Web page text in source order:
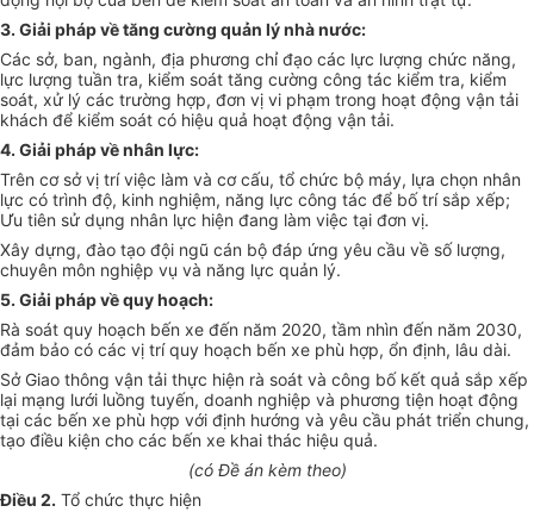
3. Giải pháp về tăng cường quản lý nhà nước:
Các sở, ban, ngành, địa phương chỉ đạo các lực lượng chức năng,
lực lượng tuần tra, kiểm soát tăng cường công tác kiểm tra, kiểm
soát, xử lý các trường hợp, đơn vị vi phạm trong hoạt động vận tải
khách để kiểm soát có hiệu quả hoạt động vận tải.
4. Giải pháp về nhân lực:
Trên cơ sở vị trí việc làm và cơ cấu, tổ chức bộ máy, lựa chọn nhân
lực có trình độ, kinh nghiệm, năng lực công tác để bố trí sắp xếp;
Ưu tiên sử dụng nhân lực hiện đang làm việc tại đơn vị.
Xây dựng, đào tạo đội ngũ cán bộ đáp ứng yêu cầu về số lượng,
chuyên môn nghiệp vụ và năng lực quản lý.
5. Giải pháp về quy hoạch:
Rà soát quy hoạch bến xe đến năm 2020, tầm nhìn đến năm 2030,
đảm bảo có các vị trí quy hoạch bến xe phù hợp, ổn định, lâu dài.
Sở Giao thông vận tải thực hiện rà soát và công bố kết quả sắp xếp
lại mạng lưới luồng tuyến, doanh nghiệp và phương tiện hoạt động
tại các bến xe phù hợp với định hướng và yêu cầu phát triển chung,
tạo điều kiện cho các bến xe khai thác hiệu quả.
(có Đề án kèm theo)
Điều 2. Tổ chức thực hiện